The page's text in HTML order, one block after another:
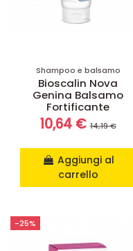
Shampoo e balsamo
Bioscalin Nova
Genina Balsamo
Fortificante
10,64 €14,19 €
Aggiungi al
carrello
-25%